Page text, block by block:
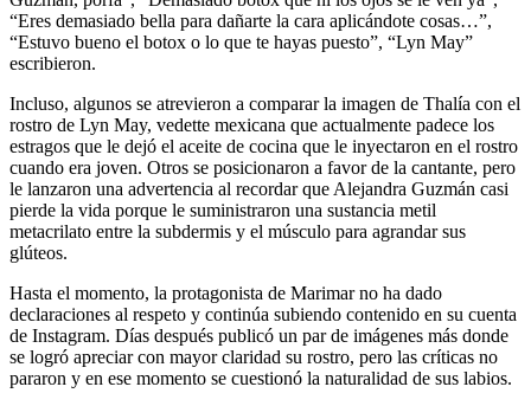
“Eres demasiado bella para dañarte la cara aplicándote cosas…”,
“Estuvo bueno el botox o lo que te hayas puesto”, “Lyn May”
escribieron.
Incluso, algunos se atrevieron a comparar la imagen de Thalía con el
rostro de Lyn May, vedette mexicana que actualmente padece los
estragos que le dejó el aceite de cocina que le inyectaron en el rostro
cuando era joven. Otros se posicionaron a favor de la cantante, pero
le lanzaron una advertencia al recordar que Alejandra Guzmán casi
pierde la vida porque le suministraron una sustancia metil
metacrilato entre la subdermis y el músculo para agrandar sus
glúteos.
Hasta el momento, la protagonista de Marimar no ha dado
declaraciones al respeto y continúa subiendo contenido en su cuenta
de Instagram. Días después publicó un par de imágenes más donde
se logró apreciar con mayor claridad su rostro, pero las críticas no
pararon y en ese momento se cuestionó la naturalidad de sus labios.